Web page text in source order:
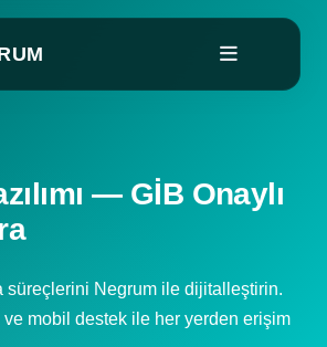
— GİB Onaylı
süreçlerini Negrum ile dijitalleştirin.
ve mobil destek ile her yerden erişim